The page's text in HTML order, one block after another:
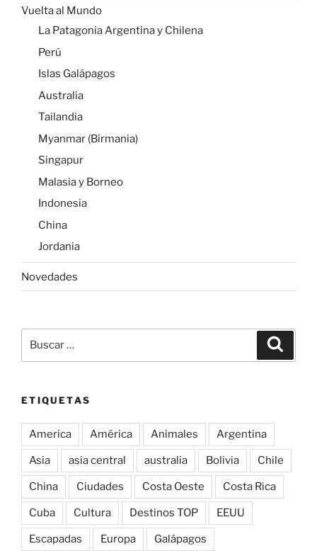
Vuelta al Mundo
La Patagonia Argentina y Chilena
Perú
Islas Galápagos
Australia
Tailandia
Myanmar (Birmania)
Singapur
Malasia y Borneo
Indonesia
China
Jordania
Novedades
por:
ETIQUETAS
America América Animales Argentina
Asia asia central australia Bolivia Chile
China Ciudades Costa Oeste Costa Rica
Cuba Cultura Destinos TOP EEUU
Escapadas Europa Galápagos